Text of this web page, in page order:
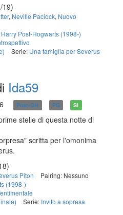
19)
, Neville Paciock, Nuovo
Harry Post-Hogwarts (1998-)
Serie: Una famiglia per Severus
Ida59
Post-DH PG Sì
stelle di questa notte di
scritta per l'omonima
Piton
Pairing: Nessuno
(1998-)
Serie: Invito a sopresa